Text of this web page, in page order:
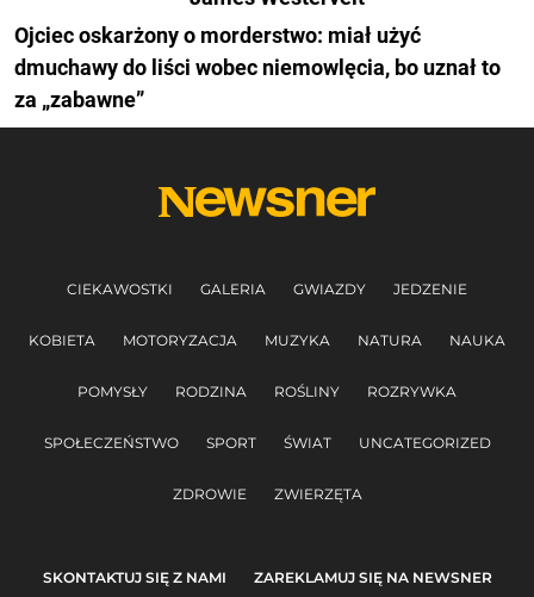
Ojciec oskarżony o morderstwo: miał użyć
dmuchawy do liści wobec niemowlęcia, bo uznał to
za „zabawne”
CIEKAWOSTKI GALERIA GWIAZDY JEDZENIE
KOBIETA MOTORYZACJA MUZYKA NATURA NAUKA
POMYSŁY RODZINA ROŚLINY ROZRYWKA
SPOŁECZEŃSTWO SPORT ŚWIAT UNCATEGORIZED
ZDROWIE ZWIERZĘTA
SKONTAKTUJ SIĘ Z NAMI ZAREKLAMUJ SIĘ NA NEWSNER